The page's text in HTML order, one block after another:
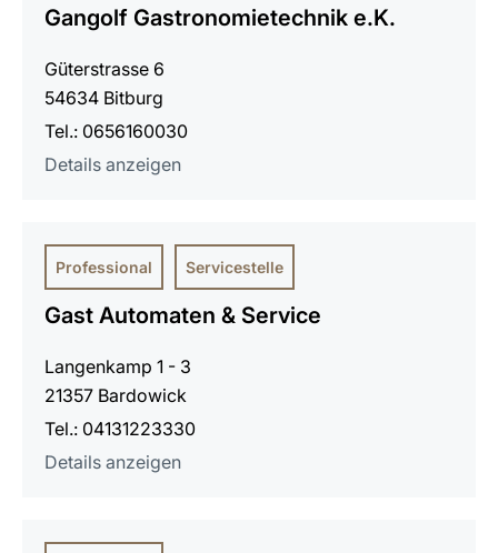
Gangolf Gastronomietechnik e.K.
Güterstrasse 6
54634 Bitburg
Tel.: 0656160030
Details anzeigen
Professional Servicestelle
Gast Automaten & Service
Langenkamp 1 - 3
21357 Bardowick
Tel.: 04131223330
Details anzeigen